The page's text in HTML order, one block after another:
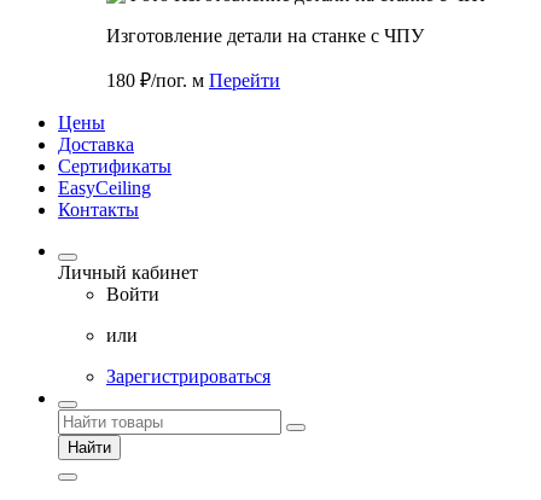
Изготовление детали на станке с ЧПУ
180 ₽/пог. м Перейти
Цены
Доставка
Cертификаты
EasyCeiling
Контакты
Личный кабинет
Войти
или
Зарегистрироваться
Найти